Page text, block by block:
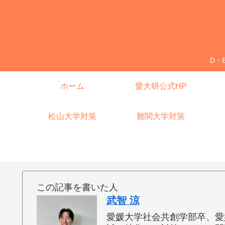
D・
ホーム 愛大研公式HP
松山大学対策 難関大学対策
この記事を書いた人
武智 涼
愛媛大学社会共創学部卒、